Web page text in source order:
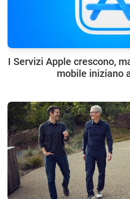
I Servizi Apple crescono,
mobile iniziano